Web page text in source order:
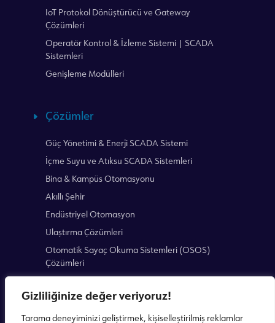
Gizliliğinize değer veriyoruz!
Tarama deneyiminizi geliştirmek, kişiselleştirilmiş reklamlar
IoT Protokol Dönüştürücü ve Gateway
Çözümleri
Operatör Kontrol & İzleme Sistemi | SCADA
Sistemleri
Genişleme Modülleri
Çözümler
Güç Yönetimi & Enerji SCADA Sistemi
İçme Suyu ve Atıksu SCADA Sistemleri
Bina & Kampüs Otomasyonu
Akıllı Şehir
Endüstriyel Otomasyon
Ulaştırma Çözümleri
Otomatik Sayaç Okuma Sistemleri (OSOS)
Çözümleri